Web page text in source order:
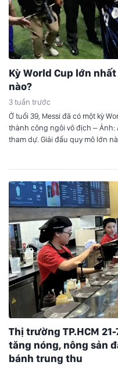
Kỳ World Cup lớn
nào?
3 tuần trước
Ở tuổi 39, Messi đã có một kỳ
thành công ngôi vô địch – Ảnh:
tham dự. Giải đấu quy mô lớn
Thị trường TP.HCM
tăng nóng, nông sản
bánh trung thu